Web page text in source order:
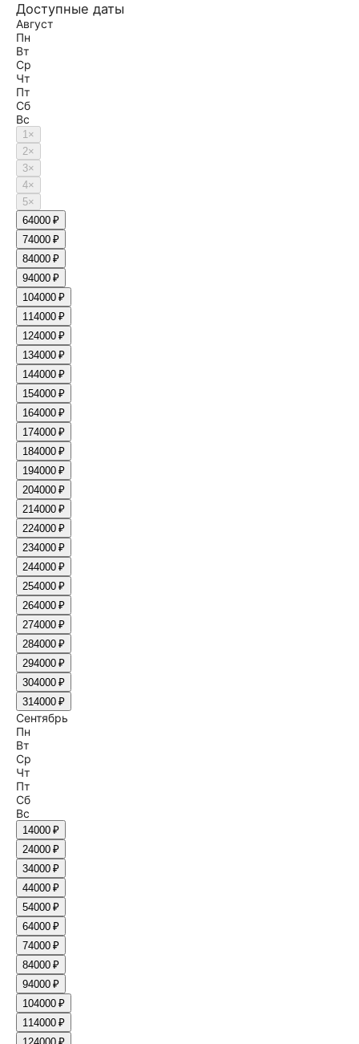
Доступные даты
Август
Пн
Вт
Ср
Чт
Пт
Сб
Вс
1×
2×
3×
4×
5×
64000 ₽
74000 ₽
84000 ₽
94000 ₽
104000 ₽
114000 ₽
124000 ₽
134000 ₽
144000 ₽
154000 ₽
164000 ₽
174000 ₽
184000 ₽
194000 ₽
204000 ₽
214000 ₽
224000 ₽
234000 ₽
244000 ₽
254000 ₽
264000 ₽
274000 ₽
284000 ₽
294000 ₽
304000 ₽
314000 ₽
Сентябрь
Пн
Вт
Ср
Чт
Пт
Сб
Вс
14000 ₽
24000 ₽
34000 ₽
44000 ₽
54000 ₽
64000 ₽
74000 ₽
84000 ₽
94000 ₽
104000 ₽
114000 ₽